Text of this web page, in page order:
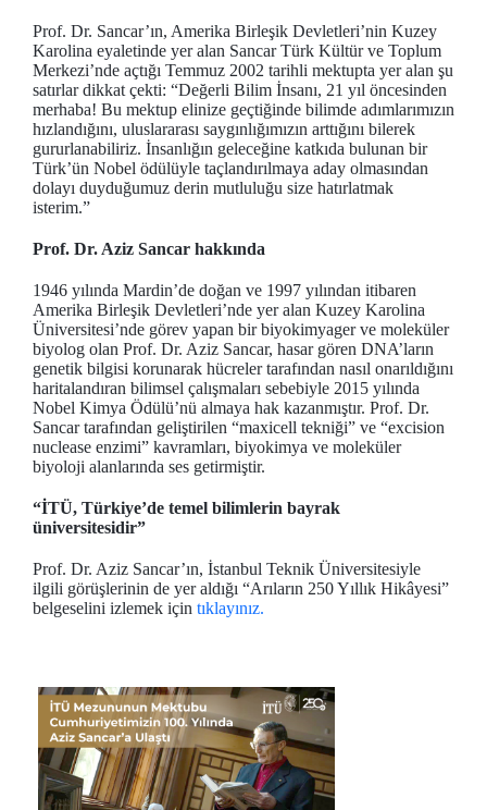
Prof. Dr. Sancar’ın, Amerika Birleşik Devletleri’nin Kuzey
Karolina eyaletinde yer alan Sancar Türk Kültür ve Toplum
Merkezi’nde açtığı Temmuz 2002 tarihli mektupta yer alan şu
satırlar dikkat çekti: “Değerli Bilim İnsanı, 21 yıl öncesinden
merhaba! Bu mektup elinize geçtiğinde bilimde adımlarımızın
hızlandığını, uluslararası saygınlığımızın arttığını bilerek
gururlanabiliriz. İnsanlığın geleceğine katkıda bulunan bir
Türk’ün Nobel ödülüyle taçlandırılmaya aday olmasından
dolayı duyduğumuz derin mutluluğu size hatırlatmak
isterim.”
Prof. Dr. Aziz Sancar hakkında
1946 yılında Mardin’de doğan ve 1997 yılından itibaren
Amerika Birleşik Devletleri’nde yer alan Kuzey Karolina
Üniversitesi’nde görev yapan bir biyokimyager ve moleküler
biyolog olan Prof. Dr. Aziz Sancar, hasar gören DNA’ların
genetik bilgisi korunarak hücreler tarafından nasıl onarıldığını
haritalandıran bilimsel çalışmaları sebebiyle 2015 yılında
Nobel Kimya Ödülü’nü almaya hak kazanmıştır. Prof. Dr.
Sancar tarafından geliştirilen “maxicell tekniği” ve “excision
nuclease enzimi” kavramları, biyokimya ve moleküler
biyoloji alanlarında ses getirmiştir.
“İTÜ, Türkiye’de temel bilimlerin bayrak
üniversitesidir”
Prof. Dr. Aziz Sancar’ın, İstanbul Teknik Üniversitesiyle
ilgili görüşlerinin de yer aldığı “Arıların 250 Yıllık Hikâyesi”
belgeselini izlemek için tıklayınız.